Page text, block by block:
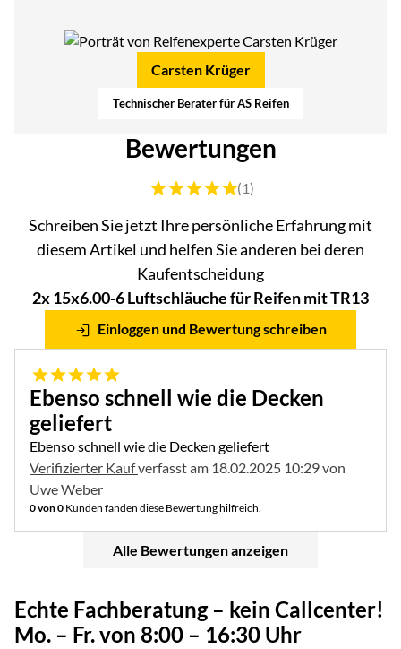
Carsten Krüger
Technischer Berater für AS Reifen
Bewertungen
Bewertung: 5 von 5 (1 Bewertungen)
(1)
Schreiben Sie jetzt Ihre persönliche Erfahrung mit
diesem Artikel und helfen Sie anderen bei deren
Kaufentscheidung
2x 15x6.00-6 Luftschläuche für Reifen mit TR13
Einloggen und Bewertung schreiben
5 von 5
Ebenso schnell wie die Decken
geliefert
Ebenso schnell wie die Decken geliefert
Verifizierter Kaufverfasst am 18.02.2025 10:29 von
Uwe Weber
0 von 0 Kunden fanden diese Bewertung hilfreich.
Alle Bewertungen anzeigen
Echte Fachberatung – kein Callcenter!
Mo. – Fr. von 8:00 – 16:30 Uhr